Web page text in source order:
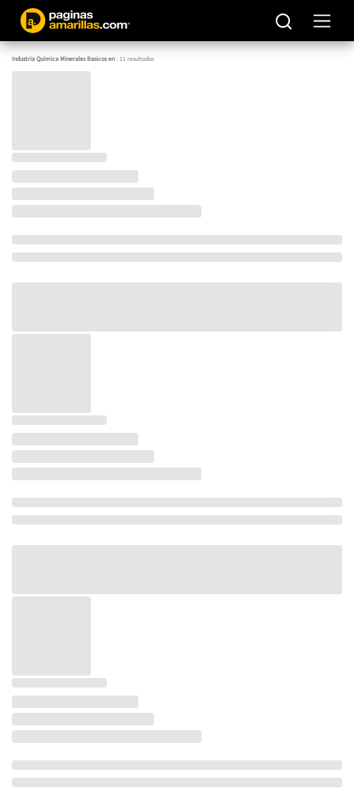
Industria Quimica Minerales Basicos en:11resultados